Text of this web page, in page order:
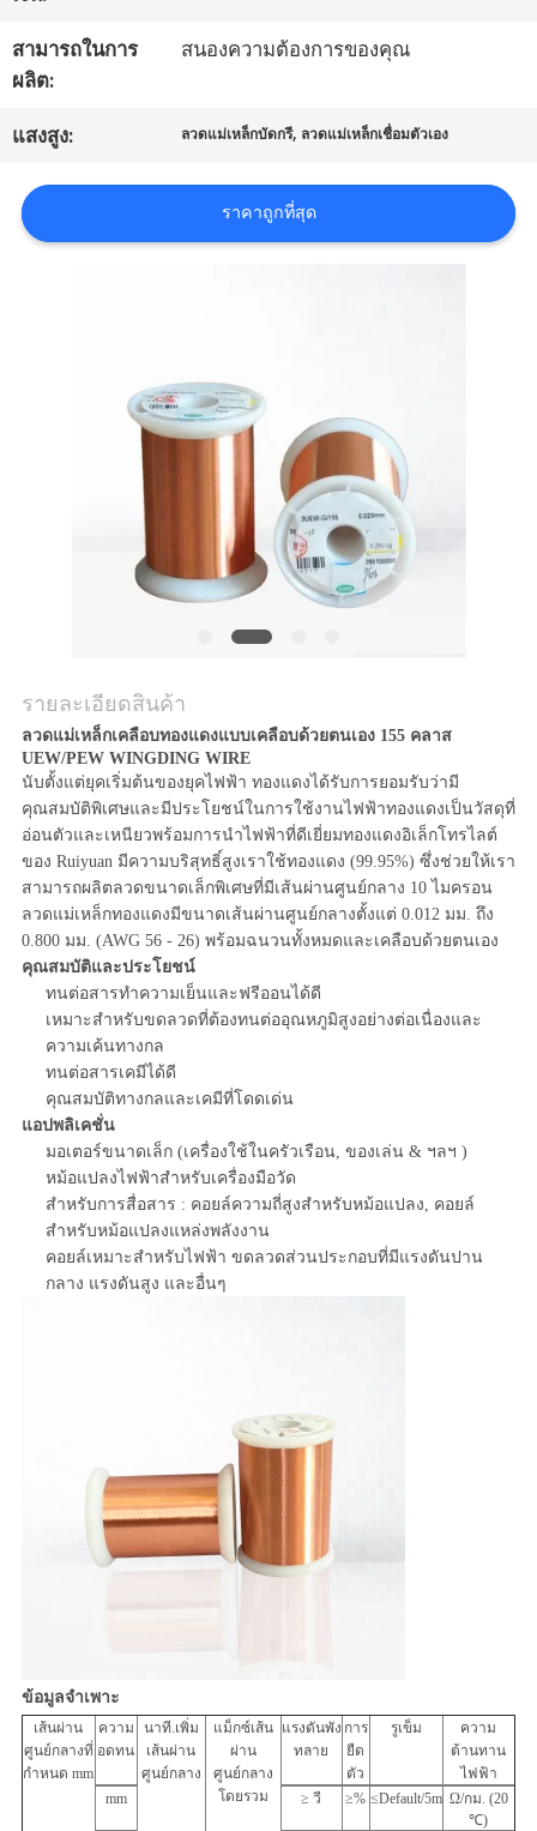
ติดต่อ
เรา
ข่าว
PRIVACY
สามารถในการ
ผลิต:
สนองความต้องการของคุณ
แสงสูง: ลวดแม่เหล็กบัดกรี, ลวดแม่เหล็กเชื่อมตัวเอง
ราคาถูกที่สุด
รายละเอียดสินค้า
ลวดแม่เหล็กเคลือบทองแดงแบบเคลือบด้วยตนเอง 155 คลาส
UEW/PEW WINGDING WIRE
นับตั้งแต่ยุคเริ่มต้นของยุคไฟฟ้า ทองแดงได้รับการยอมรับว่ามี
คุณสมบัติพิเศษและมีประโยชน์ในการใช้งานไฟฟ้าทองแดงเป็นวัสดุที่
อ่อนตัวและเหนียวพร้อมการนำไฟฟ้าที่ดีเยี่ยมทองแดงอิเล็กโทรไลต์
ของ Ruiyuan มีความบริสุทธิ์สูงเราใช้ทองแดง (99.95%) ซึ่งช่วยให้เรา
สามารถผลิตลวดขนาดเล็กพิเศษที่มีเส้นผ่านศูนย์กลาง 10 ไมครอน
ลวดแม่เหล็กทองแดงมีขนาดเส้นผ่านศูนย์กลางตั้งแต่ 0.012 มม. ถึง
0.800 มม. (AWG 56 - 26) พร้อมฉนวนทั้งหมดและเคลือบด้วยตนเอง
คุณสมบัติและประโยชน์
ทนต่อสารทำความเย็นและฟรีออนได้ดี
เหมาะสำหรับขดลวดที่ต้องทนต่ออุณหภูมิสูงอย่างต่อเนื่องและ
ความเค้นทางกล
ทนต่อสารเคมีได้ดี
คุณสมบัติทางกลและเคมีที่โดดเด่น
แอปพลิเคชั่น
มอเตอร์ขนาดเล็ก (เครื่องใช้ในครัวเรือน, ของเล่น & ฯลฯ )
หม้อแปลงไฟฟ้าสำหรับเครื่องมือวัด
สำหรับการสื่อสาร : คอยล์ความถี่สูงสำหรับหม้อแปลง, คอยล์
สำหรับหม้อแปลงแหล่งพลังงาน
คอยล์เหมาะสำหรับไฟฟ้า ขดลวดส่วนประกอบที่มีแรงดันปาน
กลาง แรงดันสูง และอื่นๆ
ข้อมูลจำเพาะ
เส้นผ่าน
ศูนย์กลางที่
กำหนด mm
ความ
อดทน
นาที.เพิ่ม
เส้นผ่าน
ศูนย์กลาง
แม็กซ์เส้น
ผ่าน
ศูนย์กลาง
โดยรวม
แรงดันพัง
ทลาย
การ
ยืด
ตัว
รูเข็ม
ความ
ต้านทาน
ไฟฟ้า
mm
≥ วี ≥% ≤Default/5m Ω/กม. (20
℃)